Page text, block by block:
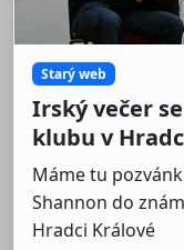
Starý web
Irský večer
klubu v
Máme tu
Shannon do
Hradci Králové